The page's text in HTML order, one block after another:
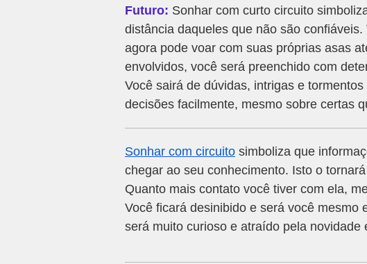
Futuro: Sonhar com curto circuito
distância daqueles que não são
agora pode voar com suas próprias asas
envolvidos, você será preenchido com
Você sairá de dúvidas, intrigas e
decisões facilmente, mesmo sobre certas
Sonhar com circuito simboliza que
chegar ao seu conhecimento. Isto o
Quanto mais contato você tiver com ela,
Você ficará desinibido e será você mesmo
será muito curioso e atraído pela novidade